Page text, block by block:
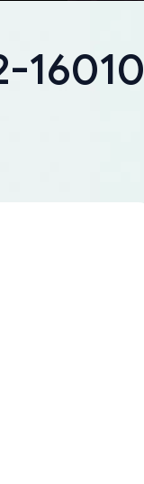
16010